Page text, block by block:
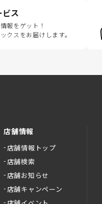
ス
報をゲット！
クスをお届けします。
店舗情報
店舗情報トップ
店舗検索
店舗お知らせ
店舗キャンペーン